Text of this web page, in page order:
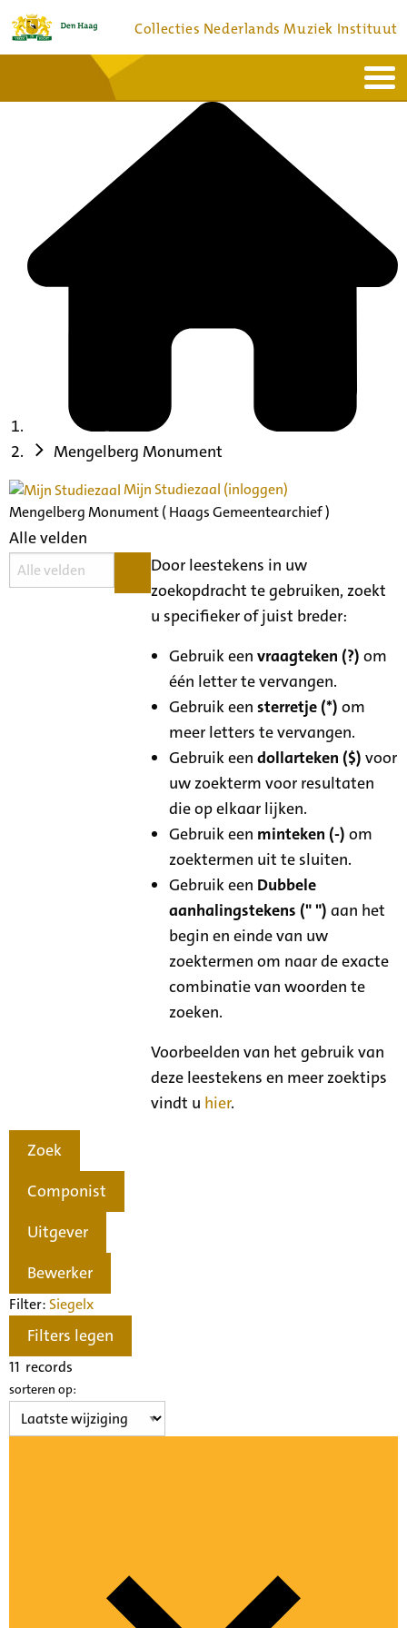
Collecties Nederlands Muziek Instituut
Bronnen en collecties
Mengelberg Monument
Mijn Studiezaal (inloggen)
Mengelberg Monument ( Haags Gemeentearchief )
Alle velden
Door leestekens in uw
zoekopdracht te gebruiken, zoekt
u specifieker of juist breder:
Gebruik eenvraagteken (?) om
één letter te vervangen.
Gebruik eensterretje (*) om
meer letters te vervangen.
Gebruik eendollarteken ($) voor
uw zoekterm voor resultaten
die op elkaar lijken.
Gebruik een minteken (-) om
zoektermen uit te sluiten.
Gebruik een Dubbele
aanhalingstekens (" ") aan het
begin en einde van uw
zoektermen om naar de exacte
combinatie van woorden te
zoeken.
Voorbeelden van het gebruik van
deze leestekens en meer zoektips
vindt u hier.
Zoek
Componist
Uitgever
Bewerker
Filter: Siegelx
Filters legen
11 records
sorteren op: